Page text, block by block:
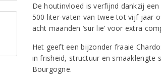
De houtinvloed is verfijnd dankzij
500 liter-vaten van twee tot vijf jaar
acht maanden ‘sur lie’ voor extra
Het geeft een bijzonder fraaie
in frisheid, structuur en smaaklengte
Bourgogne.